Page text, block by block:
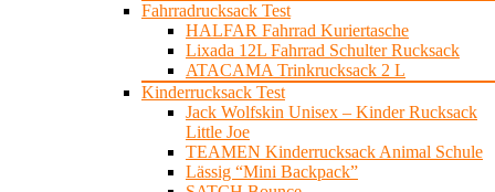
Fahrradrucksack Test
HALFAR Fahrrad Kuriertasche
Lixada 12L Fahrrad Schulter Rucksack
ATACAMA Trinkrucksack 2 L
Kinderrucksack Test
Jack Wolfskin Unisex – Kinder Rucksack
Little Joe
TEAMEN Kinderrucksack Animal Schule
Lässig “Mini Backpack”